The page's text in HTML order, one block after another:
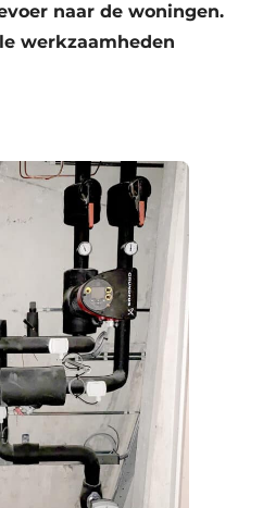
naar de woningen.
werkzaamheden